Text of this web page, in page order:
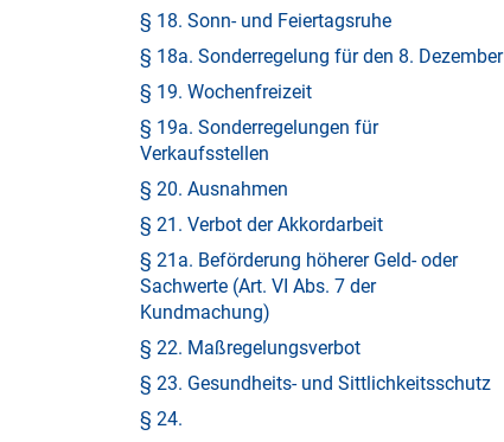
§ 18. Sonn- und Feiertagsruhe
§ 18a. Sonderregelung für den 8. Dezember
§ 19. Wochenfreizeit
§ 19a. Sonderregelungen für
Verkaufsstellen
§ 20. Ausnahmen
§ 21. Verbot der Akkordarbeit
§ 21a. Beförderung höherer Geld- oder
Sachwerte (Art. VI Abs. 7 der
Kundmachung)
§ 22. Maßregelungsverbot
§ 23. Gesundheits- und Sittlichkeitsschutz
§ 24.